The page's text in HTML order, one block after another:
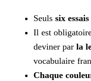
Seuls six essais
Il est
deviner par la
vocabulaire
Chaque